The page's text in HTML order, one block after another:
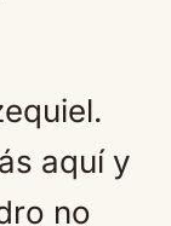
aquí y
no